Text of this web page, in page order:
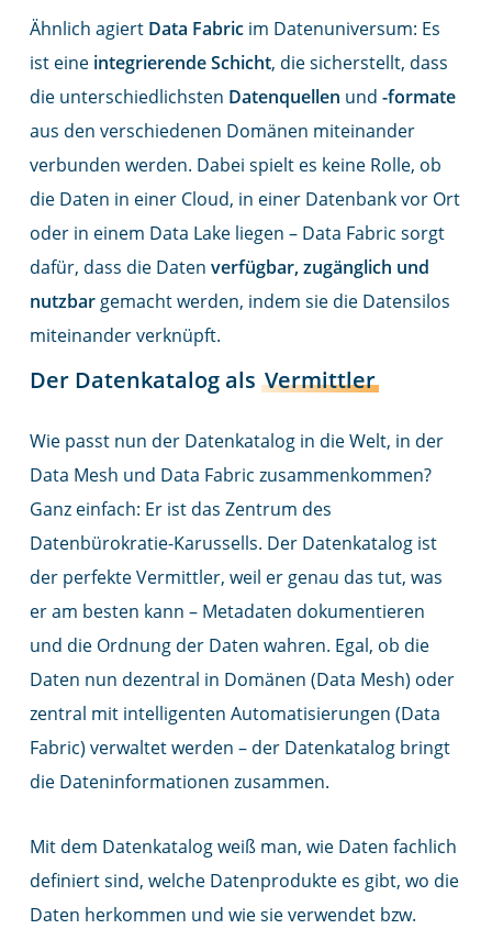
Ähnlich agiert Data Fabric im Datenuniversum: Es
ist eine integrierende Schicht, die sicherstellt, dass
die unterschiedlichsten Datenquellen und-formate
aus den verschiedenen Domänen miteinander
verbunden werden. Dabei spielt es keine Rolle, ob
die Daten in einer Cloud, in einer Datenbank vor Ort
oder in einem Data Lake liegen – Data Fabric sorgt
dafür, dass die Datenverfügbar, zugänglich und
nutzbar gemacht werden, indem sie die Datensilos
miteinander verknüpft.
Der Datenkatalog als Vermittler
Wie passt nun der Datenkatalog in die Welt, in der
Data Mesh und Data Fabric zusammenkommen?
Ganz einfach: Er ist das Zentrum des
Datenbürokratie-Karussells. Der Datenkatalog ist
der perfekte Vermittler, weil er genau das tut, was
er am besten kann – Metadaten dokumentieren
und die Ordnung der Daten wahren. Egal, ob die
Daten nun dezentral in Domänen (Data Mesh) oder
zentral mit intelligenten Automatisierungen (Data
Fabric) verwaltet werden – der Datenkatalog bringt
die Dateninformationen zusammen.
Mit dem Datenkatalog weiß man, wie Daten fachlich
definiert sind, welche Datenprodukte es gibt, wo die
Daten herkommen und wie sie verwendet bzw.